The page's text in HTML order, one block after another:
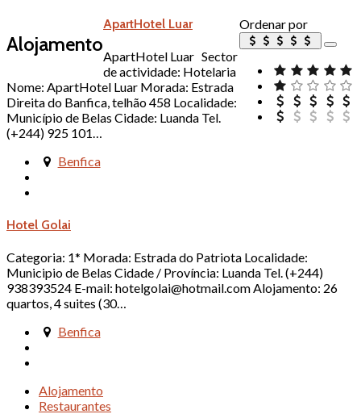
Alojamento
Ordenar por
ApartHotel Luar
ApartHotel Luar Sector
de actividade: Hotelaria
Nome: ApartHotel Luar Morada: Estrada
Direita do Banfica, telhão 458 Localidade:
Município de Belas Cidade: Luanda Tel.
(+244) 925 101…
Benfica
Hotel Golai
Categoria: 1* Morada: Estrada do Patriota Localidade:
Municipio de Belas Cidade / Província: Luanda Tel. (+244)
938393524 E-mail: hotelgolai@hotmail.com Alojamento: 26
quartos, 4 suites (30…
Benfica
Alojamento
Restaurantes